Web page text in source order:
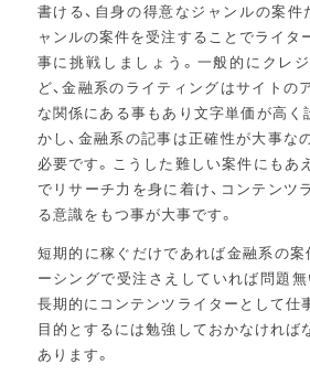
書ける、自身の得意なジャンルの案件
ャンルの案件を受注することでライタ
事に挑戦しましょう。一般的にクレ
ど、金融系のライティングはサイトの
な関係にある事もあり文字単価が高く
かし、金融系の記事は正確性が大事な
必要です。こうした難しい案件にもあ
でリサーチ力を身に着け、コンテンツ
る意識をもつ事が大事です。
短期的に稼ぐだけであれば金融系の案
ーシングで受注さえしていれば問題無
長期的にコンテンツライターとして仕
目的とするには勉強しておかなければ
あります。